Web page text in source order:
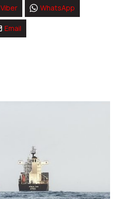
Viber WhatsApp
Email